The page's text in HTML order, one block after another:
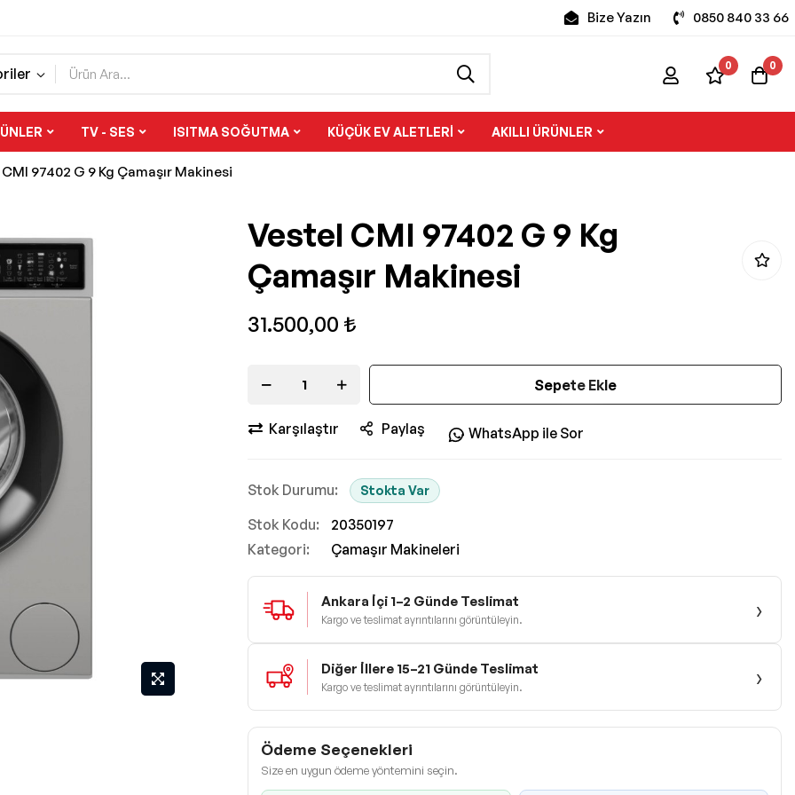
Bize Yazın 0850 840 33 66
0 0
TV - SES ISITMA SOĞUTMA KÜÇÜK EV ALETLERI AKILLI ÜRÜNLER
97402 G 9 Kg Çamaşır Makinesi
Vestel CMI 97402 G 9 Kg
Çamaşır Makinesi
31.500,00 ₺
Sepete Ekle
Karşılaştır Paylaş WhatsApp ile Sor
Stokta Var
Stok Kodu
20350197
Kategori:
Çamaşır Makineleri
Ankara İçi 1–2 Günde Teslimat
Kargo ve teslimat ayrıntılarını görüntüleyin. ›
Diğer İllere 15–21 Günde Teslimat
Kargo ve teslimat ayrıntılarını görüntüleyin. ›
Ödeme Seçenekleri
Size en uygun ödeme yöntemini seçin.